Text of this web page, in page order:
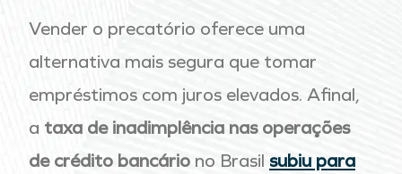
Vender o precatório oferece uma
alternativa mais segura que tomar
empréstimos com juros elevados. Afinal,
a taxa de inadimplência nas operações
de crédito bancário no Brasil subiu para